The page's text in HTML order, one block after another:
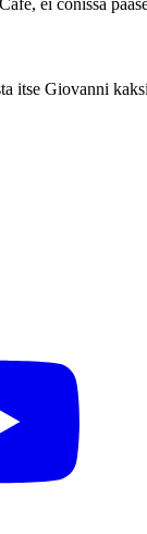
ei conissa
itse Giovanni